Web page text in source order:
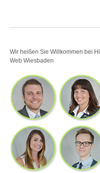
Wir heißen Sie Willkommen bei Hi
Web Wiesbaden